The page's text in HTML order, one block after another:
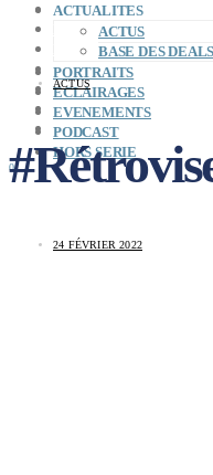
CONCEPT
LE MAG
ENTREPRISES A
MAYDAY JOB
CARTE DE FRANCE
NOS SOLUTIONS
CONNEXION
0
ACTUALITES
ACTUS
BASE DES DEALS
PORTRAITS
ECLAIRAGES
EVENEMENTS
PODCAST
HORS SERIE
ACTUS
24 FÉVRIER 2022